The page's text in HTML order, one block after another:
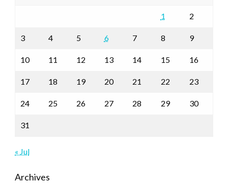
1 2
3 4 5 6 7 8 9
10 11 12 13 14 15 16
17 18 19 20 21 22 23
24 25 26 27 28 29 30
31
« Jul
Archives